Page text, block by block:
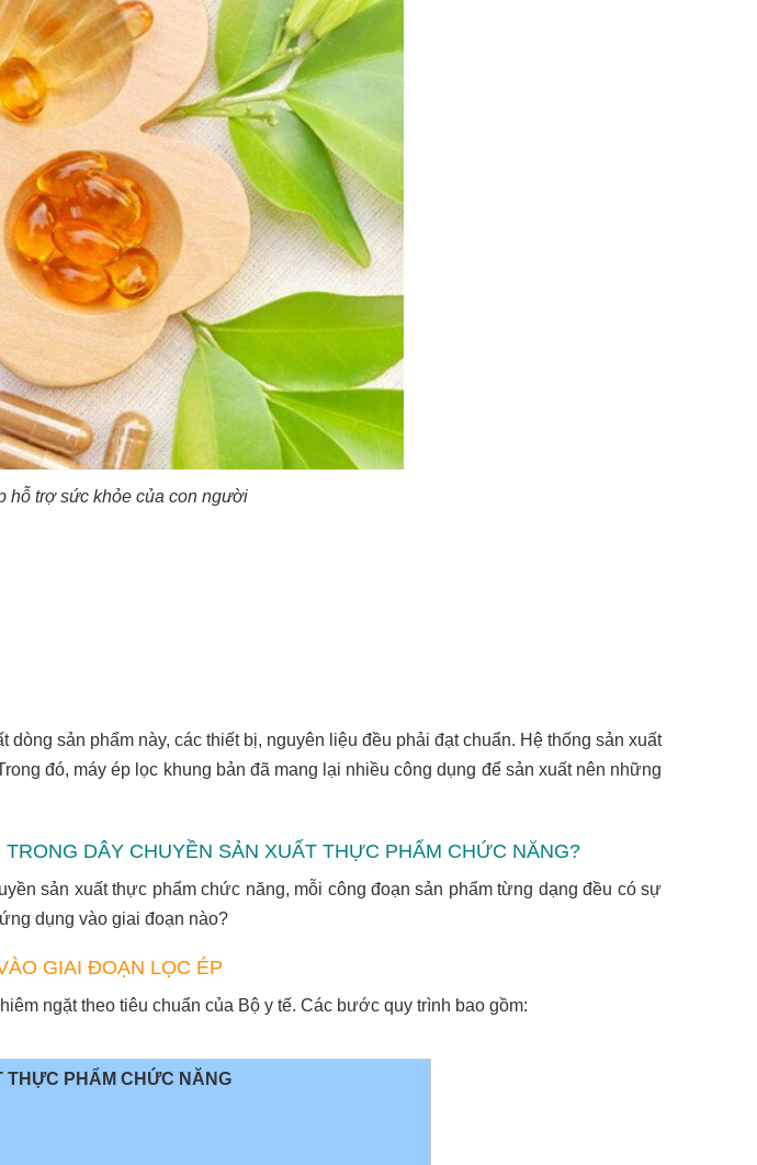
hỗ trợ sức khỏe của con người
sản phẩm này, các thiết bị, nguyên liệu đều phải đạt chuẩn. Hệ thống sản xuất
đó, máy ép lọc khung bản đã mang lại nhiều công dụng để sản xuất nên những
DÂY CHUYỀN SẢN XUẤT THỰC PHẨM CHỨC NĂNG?
sản xuất thực phẩm chức năng, mỗi công đoạn sản phẩm từng dạng đều có sự
dụng vào giai đoạn nào?
GIAI ĐOẠN LỌC ÉP
ngặt theo tiêu chuẩn của Bộ y tế. Các bước quy trình bao gồm:
THỰC PHẨM CHỨC NĂNG